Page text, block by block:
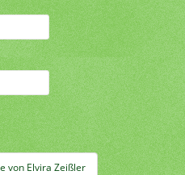
von Elvira Zeißler